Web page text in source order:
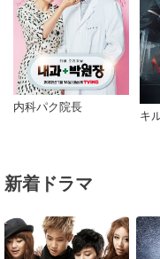
内科パク院長
キ
新着ドラマ